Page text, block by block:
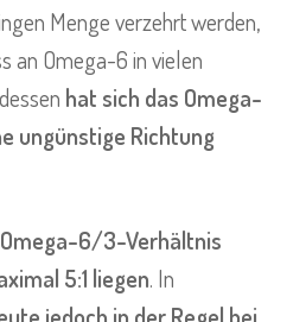
Menge verzehrt werden,
an Omega-6 in vielen
hat sich das Omega-
ungünstige Richtung
Omega-6/3-Verhältnis
5:1 liegen. In